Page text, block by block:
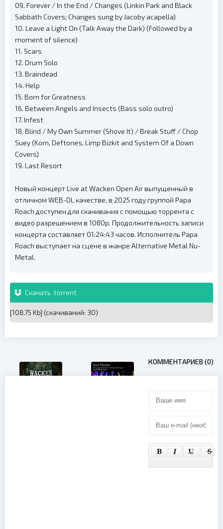
09. Forever / In the End / Changes (Linkin Park and Black
Sabbath Covers; Changes sung by Jacoby acapella)
10. Leave a Light On (Talk Away the Dark) (Followed by a
moment of silence)
11. Scars
12. Drum Solo
13. Braindead
14. Help
15. Born for Greatness
16. Between Angels and Insects (Bass solo outro)
17. Infest
18. Blind / My Own Summer (Shove It) / Break Stuff / Chop
Suey (Korn, Deftones, Limp Bizkit and System Of a Down
Covers)
19. Last Resort
Новый концерт Live at Wacken Open Air выпущенный в
отличном WEB-DL качестве, в 2025 году группой Papa
Roach доступен для скачивания с помощью торрента с
видео разрешением в 1080p. Продолжительность записи
концерта составляет 01:24:43 часов. Исполнитель Papa
Roach выступает на сцене в жанре Alternative Metal Nu-
Metal.
Скачать .torrent
[108.75 Kb] (cкачиваний: 30)
КОММЕНТАРИЕВ (0)